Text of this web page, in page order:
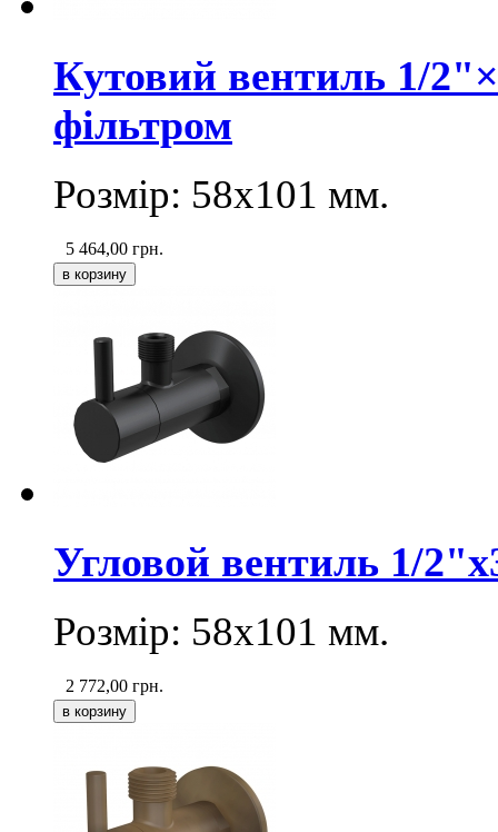
Кутовий вентиль 1/
фільтром
Розмір: 58х101 мм.
5 464,00 грн.
Угловой вентиль 1/
Розмір: 58х101 мм.
2 772,00 грн.